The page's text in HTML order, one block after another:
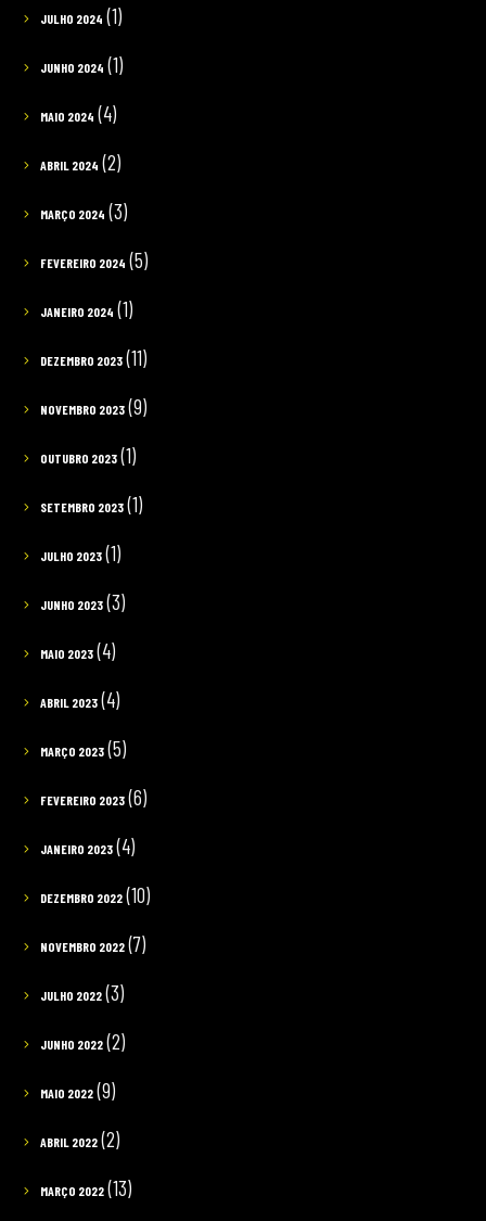
JULHO 2024 (1)
JUNHO 2024 (1)
MAIO 2024 (4)
ABRIL 2024 (2)
MARÇO 2024 (3)
FEVEREIRO 2024 (5)
JANEIRO 2024 (1)
DEZEMBRO 2023(11)
NOVEMBRO 2023(9)
OUTUBRO 2023(1)
SETEMBRO 2023(1)
JULHO 2023(1)
JUNHO 2023(3)
MAIO 2023(4)
ABRIL 2023(4)
MARÇO 2023(5)
FEVEREIRO 2023(6)
JANEIRO 2023(4)
DEZEMBRO 2022(10)
NOVEMBRO 2022(7)
JULHO 2022(3)
JUNHO 2022(2)
MAIO 2022(9)
ABRIL 2022(2)
MARÇO 2022(13)